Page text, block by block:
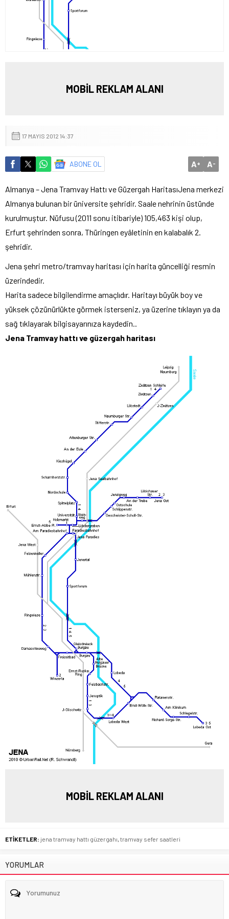
MOBİL REKLAM ALANI
17 MAYIS 2012 14:37
ABONE OL A+ A-
Almanya – Jena Tramvay Hattı ve Güzergah HaritasıJena merkezi
Almanya bulunan bir üniversite şehridir. Saale nehrinin üstünde
kurulmuştur. Nüfusu (2011 sonu itibariyle) 105,463 kişi olup,
Erfurt şehrinden sonra, Thüringen eyâletinin en kalabalık 2.
şehridir.
Jena şehri metro/tramvay haritası için harita güncelliği resmin
üzerindedir.
Harita sadece bilgilendirme amaçlıdır. Haritayı büyük boy ve
yüksek çözünürlükte görmek isterseniz, ya üzerine tıklayın ya da
sağ tıklayarak bilgisayarınıza kaydedin..
Jena Tramvay hattı ve güzergah haritası
MOBİL REKLAM ALANI
ETİKETLER: jena tramvay hattı güzergahı, tramvay sefer saatleri
YORUMLAR